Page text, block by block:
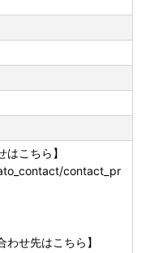
はこちら】
contact_pr
わせ先はこちら】